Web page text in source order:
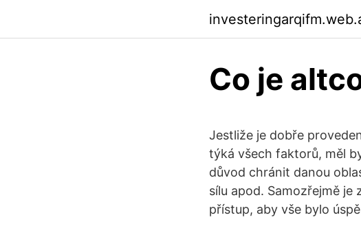
Co je
Jestliže je dobře
týká všech faktorů, měl
důvod chránit danou
sílu apod. Samozřejmě
přístup, aby vše bylo